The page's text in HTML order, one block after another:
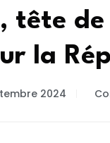
tête
la
2024